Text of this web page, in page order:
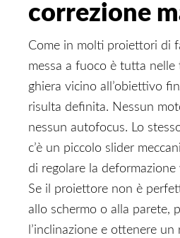
correzione
Come in molti proiettori di
messa a fuoco è tutta nelle
ghiera vicino all’obiettivo
risulta definita. Nessun
nessun autofocus. Lo
c’è un piccolo slider
di regolare la deformazione
Se il proiettore non è
allo schermo o alla parete,
l’inclinazione e ottenere